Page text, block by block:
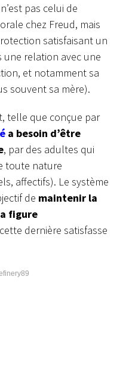
pas celui de
chez Freud, mais
satisfaisant un
une relation avec une
et notamment sa
souvent sa mère).
telle que conçue par
a besoin d’être
, par des adultes qui
toute nature
affectifs). Le système
de maintenir la
figure
dernière satisfasse